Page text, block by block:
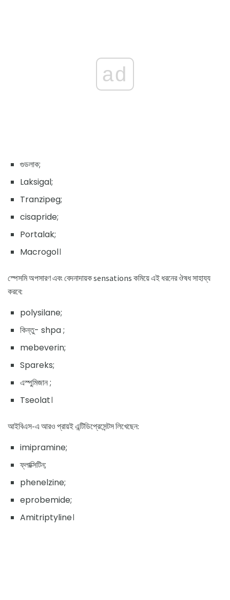
ad
গুডলাক;
Laksigal;
Tranzipeg;
cisapride;
Portalak;
Macrogol।
স্পেসমি অপসারণ এবং বেদনাদায়ক sensations কমিয়ে এই ধরনের ঔষধ সাহায্য
করবে:
polysilane;
কিন্তু- shpa ;
mebeverin;
Spareks;
এস্পুমিজান ;
Tseolat।
আইবিএস-এ আরও প্রায়ই এন্টিডিপ্রেসেন্টস লিখেছেন:
imipramine;
ফ্লাক্সিটিন;
phenelzine;
eprobemide;
Amitriptyline।